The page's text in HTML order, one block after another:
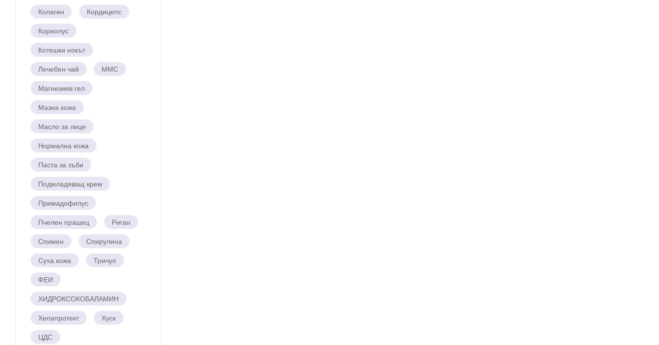
Колаген
Кордицепс
Кориолус
Котешки нокът
Лечебен чай
ММС
Магнезиев гел
Мазна кожа
Масло за лице
Нормална кожа
Паста за зъби
Подмладяващ крем
Примадофилус
Пчелен прашец
Риган
Спимен
Спирулина
Суха кожа
Тричуп
ФЕИ
ХИДРОКСОКОБАЛАМИН
Хепапротект
Хуск
ЦДС